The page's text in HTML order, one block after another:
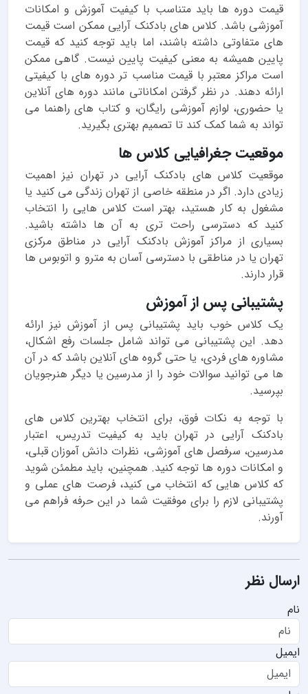
قیمت دوره ها باید متناسب با کیفیت آموزش و امکانات
آموزشی باشد. کلاس های بادکنک آرایی ممکن است قیمت
های متفاوتی داشته باشند، اما باید توجه کنید که قیمت
پایین همیشه به معنی کیفیت پایین نیست. گاهی ممکن
است مراکز معتبر با قیمت مناسب تر دوره های با کیفیتی
ارائه دهند. در نظر گرفتن امکاناتی مانند دوره های آنلاین
یا حضوری، لوازم آموزشی رایگان، و کتاب های راهنما می
تواند به شما کمک کند تا تصمیم بهتری بگیرید.
موقعیت جغرافیایی کلاس ها
موقعیت کلاس های بادکنک آرایی در تهران نیز اهمیت
زیادی دارد. اگر در منطقه خاصی از تهران زندگی می کنید یا
مشغول به کار هستید، بهتر است کلاس هایی را انتخاب
کنید که دسترسی راحت تری به آن ها داشته باشید.
بسیاری از مراکز آموزش بادکنک آرایی در مناطق مرکزی
تهران یا در مناطقی با دسترسی آسان به مترو و اتوبوس ها
قرار دارند.
پشتیبانی پس از آموزش
یک کلاس خوب باید پشتیبانی پس از آموزش نیز ارائه
دهد. این پشتیبانی می تواند شامل جلسات رفع اشکال،
مشاوره های فردی، یا حتی گروه های آنلاین باشد که در آن
ها می توانید سوالات خود را از مدرسین یا دیگر هنرجویان
بپرسید.
با توجه به نکات فوق، برای انتخاب بهترین کلاس های
بادکنک آرایی در تهران باید به کیفیت تدریس، اعتبار
مدرسین، سرفصل های آموزشی، نظرات دانش آموزان قبلی،
و امکانات دوره ها توجه کنید. همچنین، باید مطمئن شوید
که کلاس هایی که انتخاب می کنید، فرصت های عملی و
پشتیبانی لازم را برای موفقیت شما در این حرفه فراهم می
آورند.
ارسال نظر
نام
ایمیل